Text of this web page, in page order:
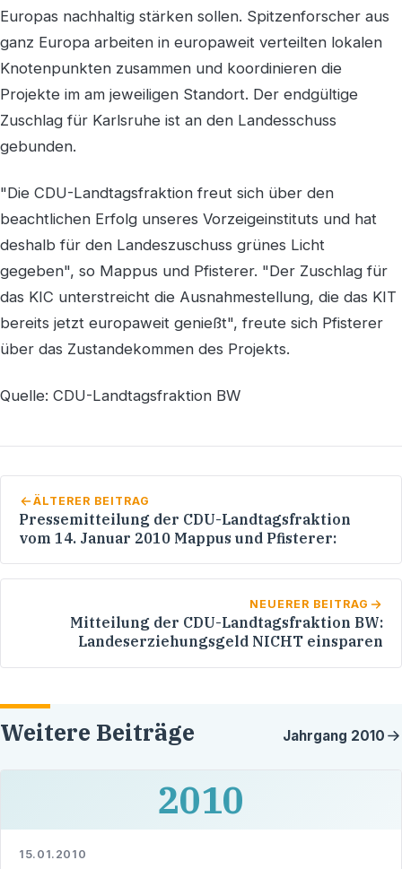
Europas nachhaltig stärken sollen. Spitzenforscher aus
ganz Europa arbeiten in europaweit verteilten lokalen
Knotenpunkten zusammen und koordinieren die
Projekte im am jeweiligen Standort. Der endgültige
Zuschlag für Karlsruhe ist an den Landesschuss
gebunden.
"Die CDU-Landtagsfraktion freut sich über den
beachtlichen Erfolg unseres Vorzeigeinstituts und hat
deshalb für den Landeszuschuss grünes Licht
gegeben", so Mappus und Pfisterer. "Der Zuschlag für
das KIC unterstreicht die Ausnahmestellung, die das KIT
bereits jetzt europaweit genießt", freute sich Pfisterer
über das Zustandekommen des Projekts.
Quelle: CDU-Landtagsfraktion BW
ÄLTERER BEITRAG
Pressemitteilung der CDU-Landtagsfraktion
vom 14. Januar 2010 Mappus und Pfisterer:
NEUERER BEITRAG
Mitteilung der CDU-Landtagsfraktion BW:
Landeserziehungsgeld NICHT einsparen
Weitere Beiträge Jahrgang 2010
2010
15.01.2010